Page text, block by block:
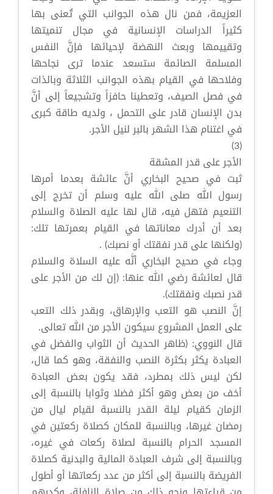
العزيمة، فمن نال هذه الجوانب التي تُعنى بها
كثيراً الدراسات الإنسانية في مجال تنميتها
وتقييمها وبعث النهضة لإحيائها فإنَّ النفس
المسلمة الصائمة ستسعد عندما ترى نجاحها
وفلاحها في القيام بهذه الجوانب الثلاثة وبالذات
في فصل الصيف، وتعطينا حافزاً وتشجيعاً إلى أنَّ
بدن الإنسان قادر على التحمل ، ولديه طاقة كبرى
في اغتنام هذا الشهر بالبر لنيل الأجر.
(3)
الأجر على قدر المشقة
ثبت في صحيح البخاري أنَّ عائشة بعدما أمرها
رسول الله صلى الله عليه وسلم أن تخرج إلى
التنعيم فتهل فيه، قال لها عليه الصلاة والسلام
بعد أن أدرك معاناتها في القيام بعمرتها تلك:
(ولكنها على قدر نفقتك أو نصبك) .
وجاء في صحيح البخاري أنَّه عليه السلاة والسلام
قال لعائشة رضي الله عنها: (إن لك من الأجر على
قدر نصبك ونفقتك).
إنَّ النصب هو التعب والإرهاق، وبقدر ذلك التعب
على العمل المشروع سيكون الأجر من الله تعالى.
قال النووي: (ظاهر الحديث أن الثواب والفضل في
العبادة يكثر بكثرة النصب والنفقة، وهو كما قال،
لكن ليس ذلك بمطرد، فقد يكون بعض العبادة
أخف من بعض وهو أكثر فضلا وثوابا بالنسبة إلى
الزمان كقيام ليلة القدر بالنسبة لقيام ليال من
رمضان غيرها، وبالنسبة للمكان كصلاة ركعتين في
المسجد الحرام بالنسبة لصلاة ركعات في غيره،
وبالنسبة إلى شرف العبادة المالية والبدنية كصلاة
الفريضة بالنسبة إلى أكثر من عدد ركعاتها أو أطول